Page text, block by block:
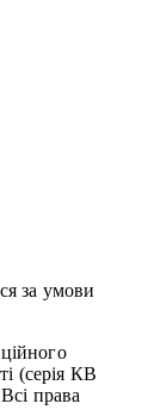
за умови
(серія КВ
права